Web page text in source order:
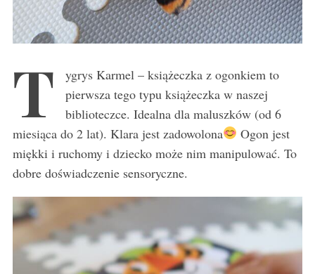
T
ygrys Karmel – książeczka z ogonkiem to
pierwsza tego typu książeczka w naszej
biblioteczce. Idealna dla maluszków (od 6
miesiąca do 2 lat). Klara jest zadowolona
Ogon jest
miękki i ruchomy i dziecko może nim manipulować. To
dobre doświadczenie sensoryczne.